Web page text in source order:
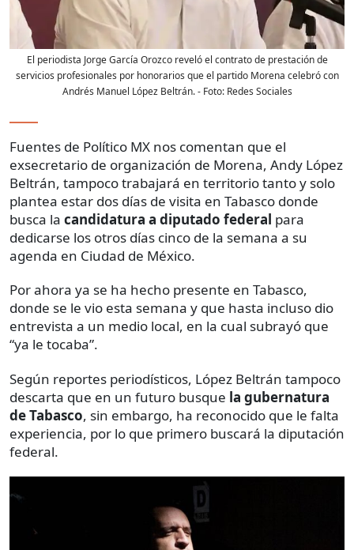
El periodista Jorge García Orozco reveló el contrato de prestación de
servicios profesionales por honorarios que el partido Morena celebró con
Andrés Manuel López Beltrán.- Foto: Redes Sociales
Fuentes de Político MX nos comentan que el
exsecretario de organización de Morena, Andy López
Beltrán, tampoco trabajará en territorio tanto y solo
plantea estar dos días de visita en Tabasco donde
busca la candidatura a diputado federal para
dedicarse los otros días cinco de la semana a su
agenda en Ciudad de México.
Por ahora ya se ha hecho presente en Tabasco,
donde se le vio esta semana y que hasta incluso dio
entrevista a un medio local, en la cual subrayó que
“ya le tocaba”.
Según reportes periodísticos, López Beltrán tampoco
descarta que en un futuro busque la gubernatura
de Tabasco, sin embargo, ha reconocido que le falta
experiencia, por lo que primero buscará la diputación
federal.